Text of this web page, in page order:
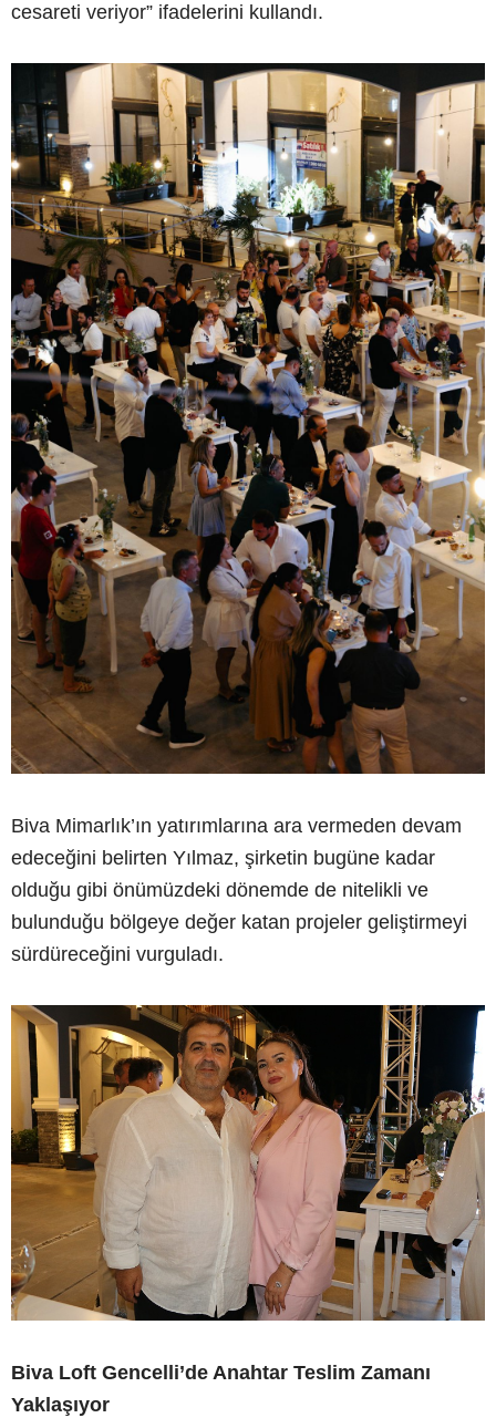
cesareti veriyor” ifadelerini kullandı.
Biva Mimarlık’ın yatırımlarına ara vermeden devam
edeceğini belirten Yılmaz, şirketin bugüne kadar
olduğu gibi önümüzdeki dönemde de nitelikli ve
bulunduğu bölgeye değer katan projeler geliştirmeyi
sürdüreceğini vurguladı.
Biva Loft Gencelli’de Anahtar Teslim Zamanı
Yaklaşıyor